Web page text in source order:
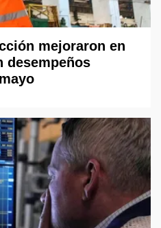
mejoraron en
desempeños